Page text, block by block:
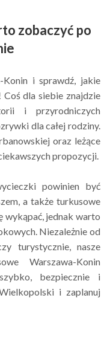
zobaczyć po
Konin i sprawdź, jakie
dla siebie znajdzie
i przyrodniczych
dla całej rodziny.
oraz leżące
propozycji.
powinien być
a także turkusowe
wykąpać, jednak warto
Niezależnie od
turystycznie, nasze
Warszawa-Konin
bezpiecznie i
i zaplanuj